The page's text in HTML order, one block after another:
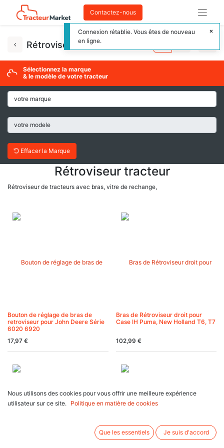
Contactez-nous
Rétroviseur tracteur
Sélectionnez la marque
& le modèle de votre tracteur
Effacer la Marque
Rétroviseur tracteur
Rétroviseur de tracteurs avec bras, vitre de rechange,
Bouton de réglage de bras de
retroviseur pour John Deere Série
6020 6920
17,97 €
Bras de Rétroviseur droit pour
Case IH Puma, New Holland T6, T7
102,99 €
Nous utilisons des cookies pour vous offrir une meilleure expérience
utilisateur sur ce site.
Politique en matière de cookies
Que les essentiels Je suis d'accord
Connexion rétablie. Vous êtes de nouveau
en ligne.